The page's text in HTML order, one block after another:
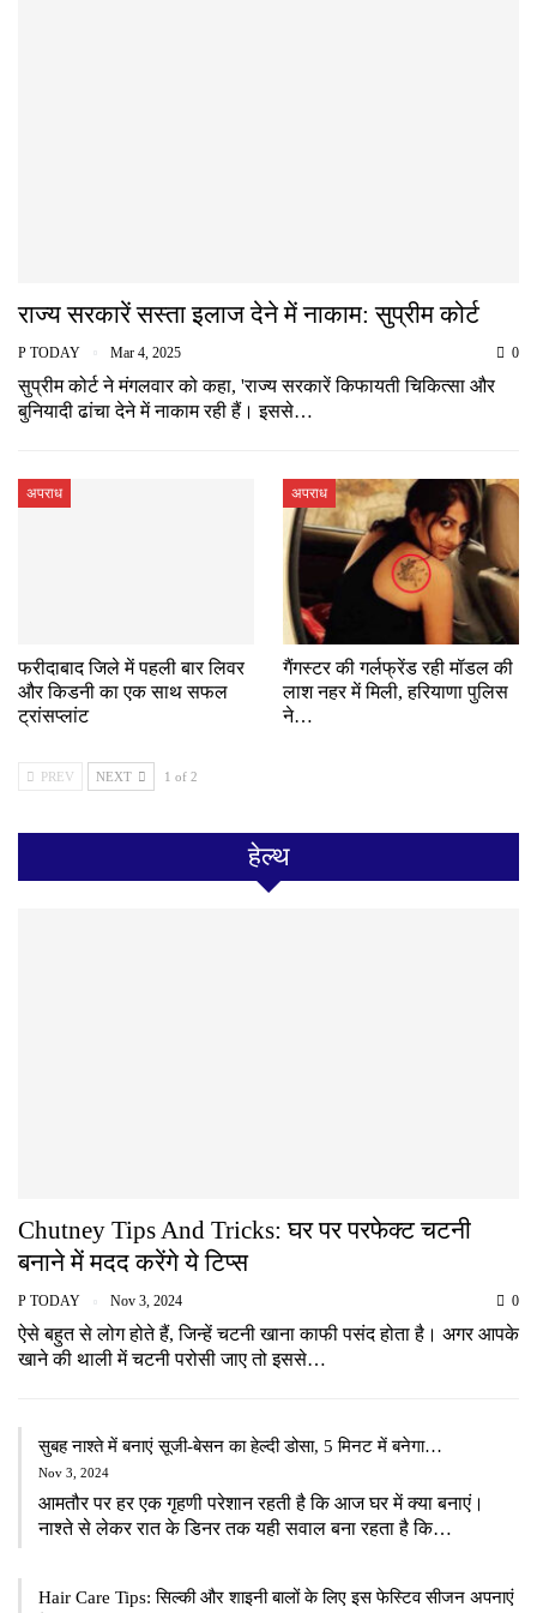
राज्य सरकारें सस्ता इलाज देने में नाकाम: सुप्रीम कोर्ट
P TODAY Mar 4, 2025 0
सुप्रीम कोर्ट ने मंगलवार को कहा, 'राज्य सरकारें किफायती चिकित्सा और
बुनियादी ढांचा देने में नाकाम रही हैं। इससे…
अपराध
फरीदाबाद जिले में पहली बार लिवर
और किडनी का एक साथ सफल
ट्रांसप्लांट
अपराध
गैंगस्टर की गर्लफ्रेंड रही मॉडल की
लाश नहर में मिली, हरियाणा पुलिस
ने…
PREV NEXT 1 of 2
हेल्थ
Chutney Tips And Tricks: घर पर परफेक्ट चटनी
बनाने में मदद करेंगे ये टिप्स
P TODAY Nov 3, 2024 0
ऐसे बहुत से लोग होते हैं, जिन्हें चटनी खाना काफी पसंद होता है। अगर आपके
खाने की थाली में चटनी परोसी जाए तो इससे…
सुबह नाश्ते में बनाएं सूजी-बेसन का हेल्दी डोसा, 5 मिनट में बनेगा…
Nov 3, 2024
आमतौर पर हर एक गृहणी परेशान रहती है कि आज घर में क्या बनाएं।
नाश्ते से लेकर रात के डिनर तक यही सवाल बना रहता है कि…
Hair Care Tips: सिल्की और शाइनी बालों के लिए इस फेस्टिव सीजन अपनाएं